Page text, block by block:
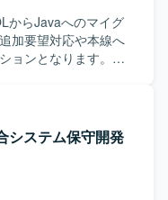
からJavaへのマイグ
加要望対応や本線へ
ョンとなります。
ストまでの一連の工
を用いたアプリケー
関連機能の改修・追
ーションを取りなが
システム保守開発